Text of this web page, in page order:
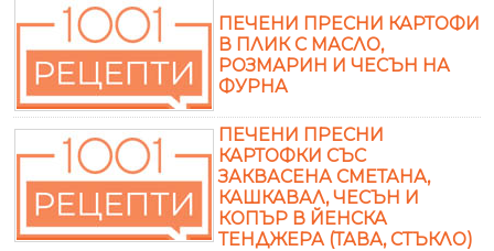
ПЕЧЕНИ ПРЕСНИ КАРТОФИ
В ПЛИК С МАСЛО,
РОЗМАРИН И ЧЕСЪН НА
ФУРНА
ПЕЧЕНИ ПРЕСНИ
КАРТОФКИ СЪС
ЗАКВАСЕНА СМЕТАНА,
КАШКАВАЛ, ЧЕСЪН И
КОПЪР В ЙЕНСКА
ТЕНДЖЕРА (ТАВА, СТЪКЛО)